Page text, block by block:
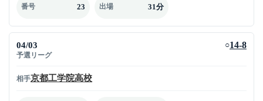
番号 23 出場 31分
04/03
予選リーグ
○14-8
相手京都工学院高校